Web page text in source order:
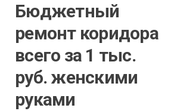
Бюджетный
ремонт коридора
всего за 1 тыс.
руб. женскими
руками